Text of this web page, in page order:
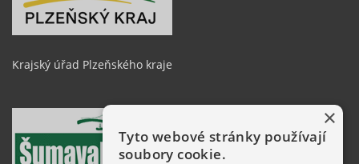
Krajský úřad Plzeňského kraje
×
Tyto webové stránky používají
soubory cookie.